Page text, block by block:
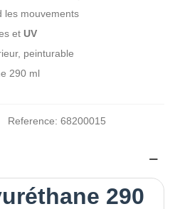
les mouvements
et UV
peinturable
290 ml
Reference: 68200015
290